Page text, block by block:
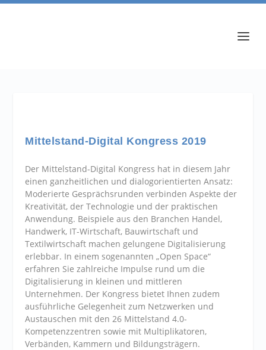
Mittelstand-Digital Kongress 2019
Der Mittelstand-Digital Kongress hat in diesem Jahr
einen ganzheitlichen und dialogorientierten Ansatz:
Moderierte Gesprächsrunden verbinden Aspekte der
Kreativität, der Technologie und der praktischen
Anwendung. Beispiele aus den Branchen Handel,
Handwerk, IT-Wirtschaft, Bauwirtschaft und
Textilwirtschaft machen gelungene Digitalisierung
erlebbar. In einem sogenannten „Open Space“
erfahren Sie zahlreiche Impulse rund um die
Digitalisierung in kleinen und mittleren
Unternehmen. Der Kongress bietet Ihnen zudem
ausführliche Gelegenheit zum Netzwerken und
Austauschen mit den 26 Mittelstand 4.0-
Kompetenzzentren sowie mit Multiplikatoren,
Verbänden, Kammern und Bildungsträgern.